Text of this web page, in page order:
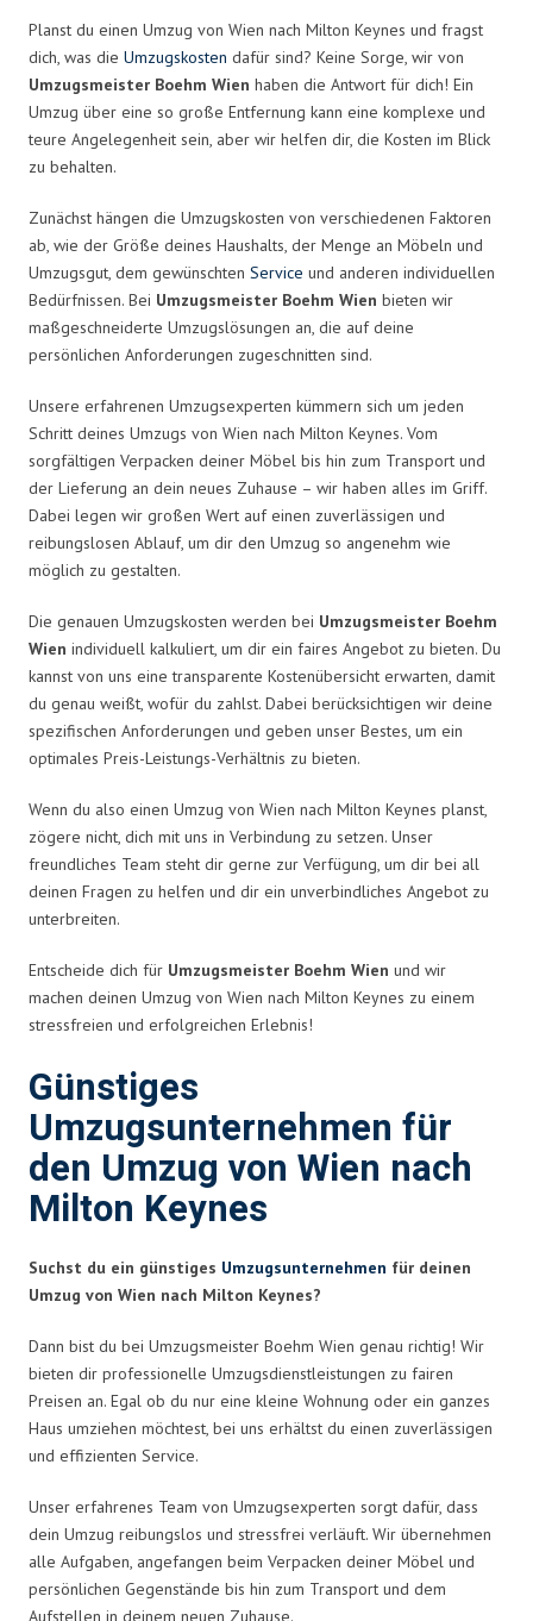
Planst du einen Umzug von Wien nach Milton Keynes und fragst
dich, was die Umzugskosten dafür sind? Keine Sorge, wir von
Umzugsmeister Boehm Wien haben die Antwort für dich! Ein
Umzug über eine so große Entfernung kann eine komplexe und
teure Angelegenheit sein, aber wir helfen dir, die Kosten im Blick
zu behalten.
Zunächst hängen die Umzugskosten von verschiedenen Faktoren
ab, wie der Größe deines Haushalts, der Menge an Möbeln und
Umzugsgut, dem gewünschten Service und anderen individuellen
Bedürfnissen. Bei Umzugsmeister Boehm Wien bieten wir
maßgeschneiderte Umzugslösungen an, die auf deine
persönlichen Anforderungen zugeschnitten sind.
Unsere erfahrenen Umzugsexperten kümmern sich um jeden
Schritt deines Umzugs von Wien nach Milton Keynes. Vom
sorgfältigen Verpacken deiner Möbel bis hin zum Transport und
der Lieferung an dein neues Zuhause – wir haben alles im Griff.
Dabei legen wir großen Wert auf einen zuverlässigen und
reibungslosen Ablauf, um dir den Umzug so angenehm wie
möglich zu gestalten.
Die genauen Umzugskosten werden bei Umzugsmeister Boehm
Wien individuell kalkuliert, um dir ein faires Angebot zu bieten. Du
kannst von uns eine transparente Kostenübersicht erwarten, damit
du genau weißt, wofür du zahlst. Dabei berücksichtigen wir deine
spezifischen Anforderungen und geben unser Bestes, um ein
optimales Preis-Leistungs-Verhältnis zu bieten.
Wenn du also einen Umzug von Wien nach Milton Keynes planst,
zögere nicht, dich mit uns in Verbindung zu setzen. Unser
freundliches Team steht dir gerne zur Verfügung, um dir bei all
deinen Fragen zu helfen und dir ein unverbindliches Angebot zu
unterbreiten.
Entscheide dich für Umzugsmeister Boehm Wien und wir
machen deinen Umzug von Wien nach Milton Keynes zu einem
stressfreien und erfolgreichen Erlebnis!
Günstiges
Umzugsunternehmen für
den Umzug von Wien nach
Milton Keynes
Suchst du ein günstiges Umzugsunternehmen für deinen
Umzug von Wien nach Milton Keynes?
Dann bist du bei Umzugsmeister Boehm Wien genau richtig! Wir
bieten dir professionelle Umzugsdienstleistungen zu fairen
Preisen an. Egal ob du nur eine kleine Wohnung oder ein ganzes
Haus umziehen möchtest, bei uns erhältst du einen zuverlässigen
und effizienten Service.
Unser erfahrenes Team von Umzugsexperten sorgt dafür, dass
dein Umzug reibungslos und stressfrei verläuft. Wir übernehmen
alle Aufgaben, angefangen beim Verpacken deiner Möbel und
persönlichen Gegenstände bis hin zum Transport und dem
Aufstellen in deinem neuen Zuhause.